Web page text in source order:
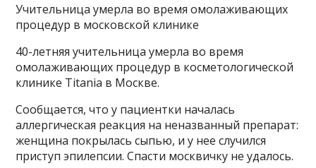
Учительница умерла во время омолаживающих
процедур в московской клинике
40-летняя учительница умерла во время
омолаживающих процедур в косметологической
клинике Titania в Москве.
Сообщается, что у пациентки началась
аллергическая реакция на неназванный препарат:
женщина покрылась сыпью, и у нее случился
приступ эпилепсии. Спасти москвичку не удалось.